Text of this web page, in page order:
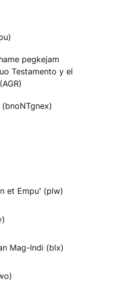
pegkejam
Testamento y el
et Empuꞌ (plw)
Mag-Indi (blx)